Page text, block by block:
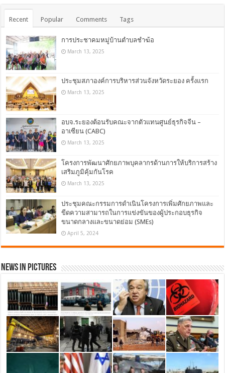
Recent Popular Comments Tags
การประชาคมหมู่บ้านตำบลชำฆ้อ
March 13, 2025
ประชุมสภาองค์การบริหารส่วนจังหวัดระยอง ครั้งแรก
March 13, 2025
อบจ.ระยองต้อนรับคณะจากตัวแทนศูนย์ธุรกิจจีน –
อาเซียน (CABC)
March 13, 2025
โครงการพัฒนาศักยภาพบุคลากรด้านการให้บริการสร้าง
เสริมภูมิคุ้มกันโรค
March 13, 2025
ประชุมคณะกรรมการดำเนินโครงการเพิ่มศักยภาพและ
ขีดความสามารถในการแข่งขันของผู้ประกอบธุรกิจ
ขนาดกลางและขนาดย่อม (SMEs)
April 5, 2024
News in Pictures